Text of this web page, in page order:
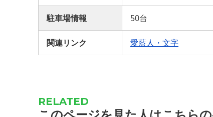
駐車場情報 50台
関連リンク 愛藍人・文字